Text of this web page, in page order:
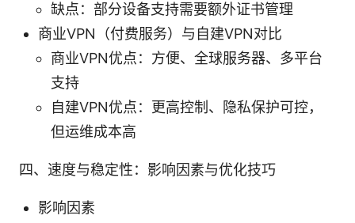
缺点：部分设备支持需要额外证书管理
商业VPN（付费服务）与自建VPN对比
商业VPN优点：方便、全球服务器、多平台
支持
自建VPN优点：更高控制、隐私保护可控，
但运维成本高
四、速度与稳定性：影响因素与优化技巧
影响因素